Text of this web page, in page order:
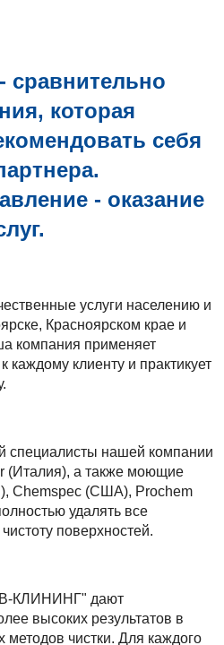
сравнительно
которая
себя
- оказание
услуги населению и
Красноярском крае и
компания применяет
каждому клиенту и практикует
специалисты нашей компании
(Италия), а также моющие
Chemspec (США), Prochem
удалять все
поверхностей.
КЛИНИНГ" дают
высоких результатов в
методов чистки. Для каждого